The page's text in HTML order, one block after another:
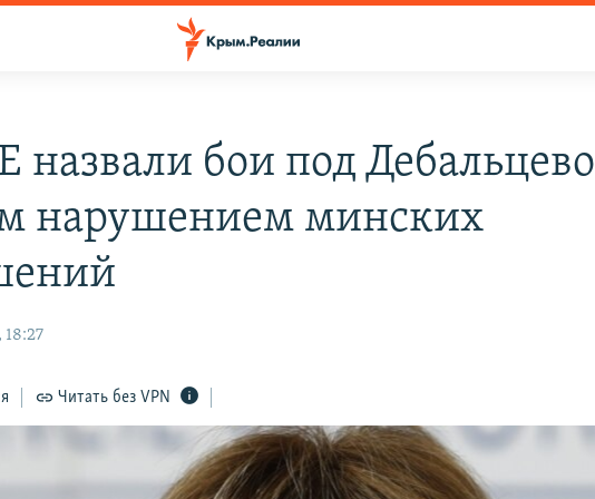
назвали бои под Дебальцево
нарушением минских
18:27
Читать без VPN